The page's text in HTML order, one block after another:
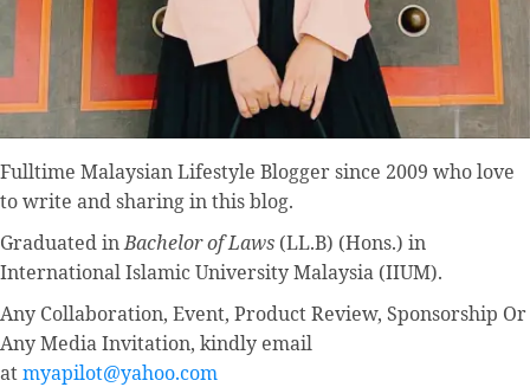
Fulltime Malaysian Lifestyle Bloggersince 2009 who love
to write and sharing in this blog.
Graduated inBachelor of Laws (LL.B) (Hons.) in
International Islamic University Malaysia (IIUM).
Any Collaboration, Event, Product Review, Sponsorship Or
Any Media Invitation, kindly email
atmyapilot@yahoo.com